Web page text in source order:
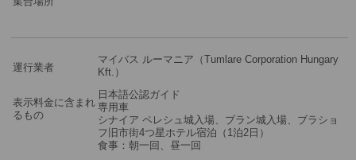
運行業者
マイバス ルーマニア（Tumlare Corporation Hungary
Kft.）
表示料金に含まれ
るもの
日本語公認ガイド
専用車
シナイア ペレシュ城入場、ブラン城入場、ブラショ
フ旧市街4つ星ホテル宿泊（1泊2日）
食事：朝一回、昼一回